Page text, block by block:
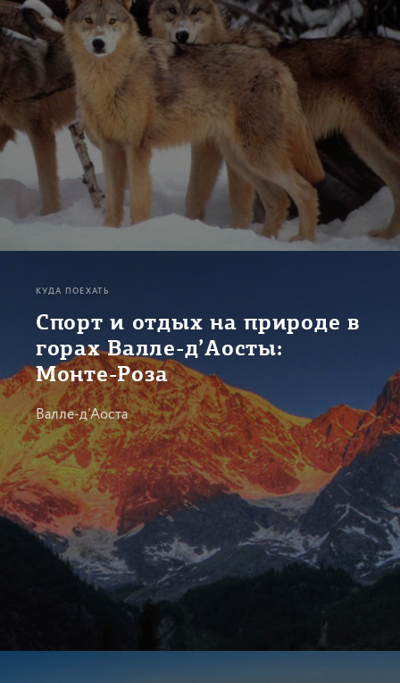
КУДА ПОЕХАТЬ
Спорт и отдых на природе в
горах Валле-д’Аосты:
Монте-Роза
Валле-д’Аоста